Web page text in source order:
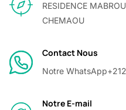
RESIDENCE
CHEMAOU
Contact Nous
Notre WhatsApp
Notre E-mail